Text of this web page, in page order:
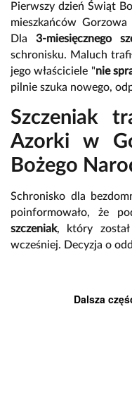
Pierwszy dzień Świąt
mieszkańców
Dla 3-miesięcznego
schronisku. Maluch
jego właściciele "nie
pilnie szuka nowego,
Szczeniak
Azorki w
Bożego
Schronisko dla
poinformowało, że
szczeniak, który
wcześniej. Decyzja o
Dalsza